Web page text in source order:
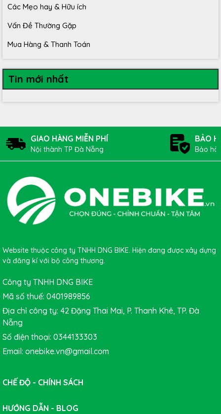
Các Mẹo hay & Hữu ích
Vấn Đề Thường Gặp
Mua Hàng & Thanh Toán
Tin mới nhất
GIAO HÀNG MIỄN PHÍ
Nội thành TP Đà Nẵng
BẢO
Bảo
Website thuộc công ty TNHH DNG BIKE. Hiện đang được xây dựng
và đăng kí với bộ công thương.
Công ty TNHH DNG BIKE
Mã số thuế: 0401989856
Địa chỉ công ty: 42 Đặng Thai Mai, P. Thanh Khê, TP. Đà
Nẵng
Số điện thoại: 0344133303
Email: onebike.vn@gmail.com
CHẾ ĐỘ - CHÍNH SÁCH
HƯỚNG DẪN - BLOG